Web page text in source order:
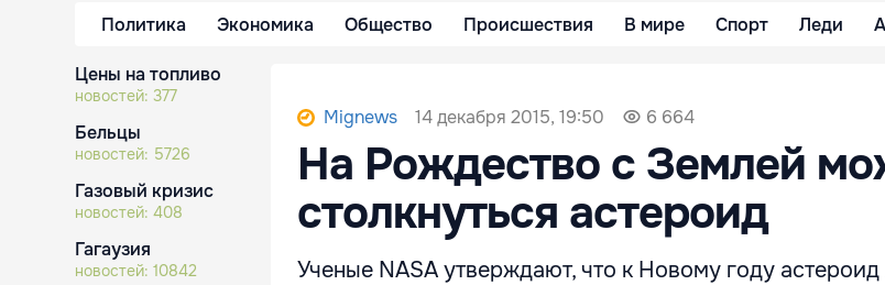
Политика Экономика Общество Происшествия В мире Спорт Леди
Цены на топливо
новостей: 377
Бельцы
новостей: 5726
Газовый кризис
новостей: 408
Гагаузия
новостей: 10842
Mignews 14 декабря 2015, 19:50 6 664
На Рождество с Землей
столкнуться астероид
Ученые NASA утверждают, что к Новому году